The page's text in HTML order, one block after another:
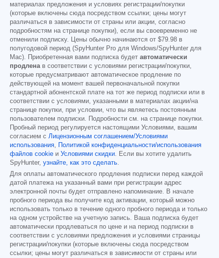
материалах предложения и условиях регистрации/покупки
(которые включены сюда посредством ссылки; цены могут
различаться в зависимости от страны или акции, согласно
подробностям на странице покупки), если вы своевременно не
отменили подписку. Цены обычно начинаются от $79.98 в
полугодовой период (SpyHunter Pro для Windows/SpyHunter для
Mac). Приобретенная вами подписка будет автоматически
продленав соответствии с условиями регистрации/покупки,
которые предусматривают автоматическое продление по
действующей на момент вашей первоначальной покупки
стандартной абонентской плате на тот же период подписки или в
соответствии с условиями, указанными в материалах акции/на
странице покупки, при условии, что вы являетесь постоянным
пользователем подписки. Подробности см. на странице покупки.
Пробный период регулируется настоящими Условиями, вашим
согласием с Лицензионным соглашением/Условиями
использования,
Политикой конфиденциальности/использования
файлов cookie и Условиями скидки. Если вы хотите удалить
SpyHunter, узнайте, как это сделать.
Для оплаты автоматического продления подписки перед каждой
датой платежа на указанный вами при регистрации адрес
электронной почты будет отправлено напоминание. В начале
пробного периода вы получите код активации, который можно
использовать только в течение одного пробного периода и только
на одном устройстве на учетную запись. Ваша подписка будет
автоматически продлеваться по цене и на период подписки в
соответствии с условиями предложения и условиями страницы
регистрации/покупки (которые включены сюда посредством
ссылки; цены могут различаться в зависимости от страны или